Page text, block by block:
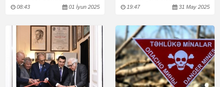
08:43 01 İyun 2025 19:47 31 May 2025